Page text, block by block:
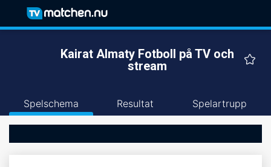
Kairat Almaty Fotboll på TV och
stream
Spelschema Resultat Spelartrupp